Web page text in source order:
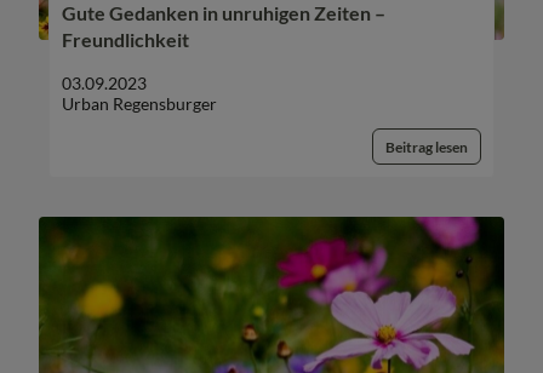
Gute Gedanken in unruhigen Zeiten –
Freundlichkeit
03.09.2023
Urban Regensburger
Beitrag lesen